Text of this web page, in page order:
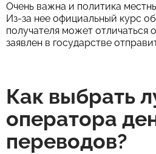
Очень важна и политика
Из-за нее официальный курс
получателя может отличаться
заявлен в государстве
Как выбрать
оператора
переводов?